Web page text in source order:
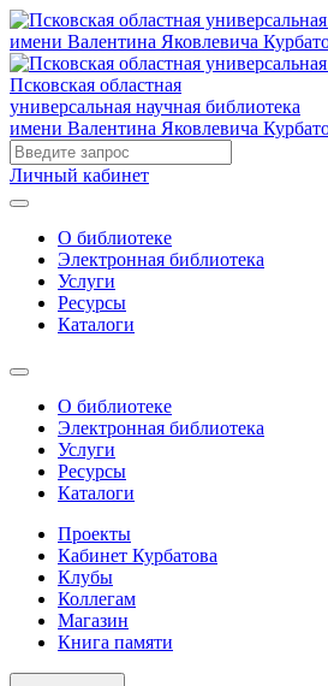
Псковская областная
универсальная научная библиотека
имени Валентина Яковлевича
Личный кабинет
О библиотеке
Электронная библиотека
Услуги
Ресурсы
Каталоги
О библиотеке
Электронная библиотека
Услуги
Ресурсы
Каталоги
Проекты
Кабинет Курбатова
Клубы
Коллегам
Магазин
Книга памяти